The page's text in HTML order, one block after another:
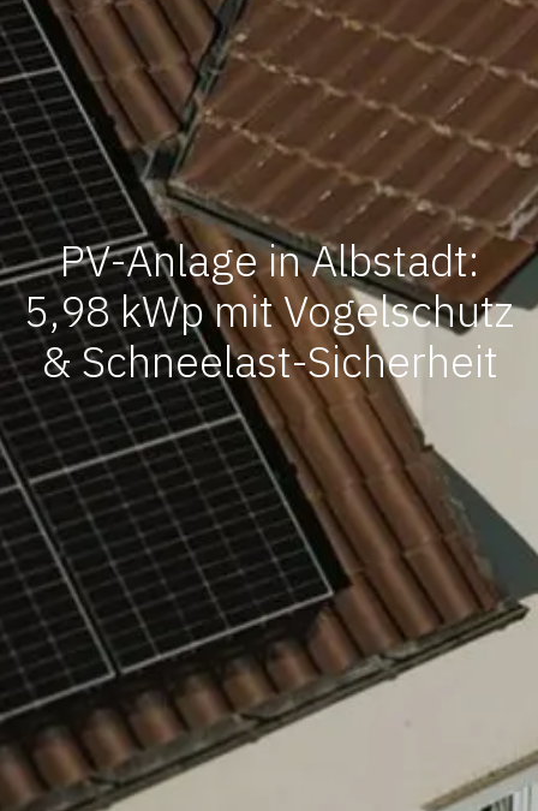
PV-Anlage in Albstadt:
5,98 kWp mit Vogelschutz
& Schneelast-Sicherheit